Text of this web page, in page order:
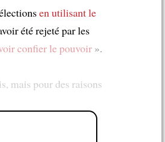
en utilisantle
été rejeté par les
confier le pouvoir ».
mais pour des raisons